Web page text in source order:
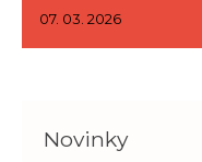
07. 03. 2026
Novinky